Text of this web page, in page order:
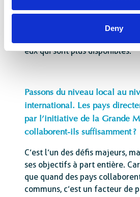
Deny
activités. Les jeunes et les
une vie plus sédentaire. Bien
eux qui sont plus disponibles.
Passons du niveau local au
international. Les pays
par l’initiative de la Grande
collaborent-ils suffisamment ?
C’est l’un des défis majeurs,
ses objectifs à part entière.
que quand des pays
communs, c’est un facteur de